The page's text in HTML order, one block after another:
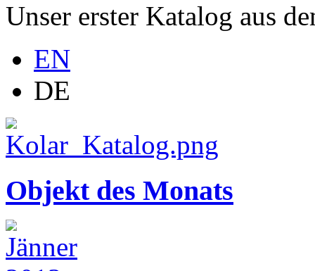
Unser erster Katalog aus
EN
DE
Objekt des Monats